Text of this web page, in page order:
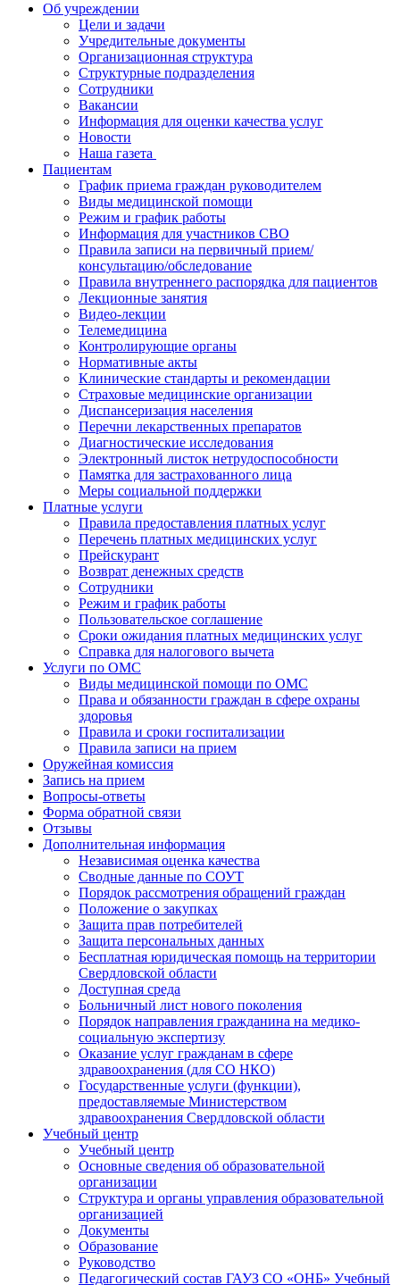
Об учреждении
Цели и задачи
Учредительные документы
Организационная структура
Структурные подразделения
Сотрудники
Вакансии
Информация для оценки качества услуг
Новости
​​Наша газета
Пациентам
График приема граждан руководителем
Виды медицинской помощи
Режим и график работы
Информация для участников СВО
Правила записи на первичный прием/
консультацию/обследование
Правила внутреннего распорядка для пациентов
Лекционные занятия
Видео-лекции
Телемедицина
Контролирующие органы
Нормативные акты
Клинические стандарты и рекомендации
Страховые медицинские организации
Диспансеризация населения
Перечни лекарственных препаратов
Диагностические исследования
Электронный листок нетрудоспособности
Памятка для застрахованного лица
Меры социальной поддержки
Платные услуги
Правила предоставления платных услуг
Перечень платных медицинских услуг
Прейскурант
Возврат денежных средств
Сотрудники
Режим и график работы
Пользовательское соглашение
Сроки ожидания платных медицинских услуг
Справка для налогового вычета
Услуги по ОМС
Виды медицинской помощи по ОМС
Права и обязанности граждан в сфере охраны
здоровья
Правила и сроки госпитализации
Правила записи на прием
Оружейная комиссия
Запись на прием
Вопросы-ответы
Форма обратной связи
Отзывы
Дополнительная информация
Независимая оценка качества
Сводные данные по СОУТ
Порядок рассмотрения обращений граждан
Положение о закупках
Защита прав потребителей
Защита персональных данных
Бесплатная юридическая помощь на территории
Свердловской области
Доступная среда
Больничный лист нового поколения
Порядок направления гражданина на медико-
социальную экспертизу
Оказание услуг гражданам в сфере
здравоохранения (для СО НКО)
Государственные услуги (функции),
предоставляемые Министерством
здравоохранения Свердловской области
Учебный центр
Учебный центр
Основные сведения об образовательной
организации
Структура и органы управления образовательной
организацией
Документы
Образование
Руководство
Педагогический состав ГАУЗ СО «ОНБ» Учебный